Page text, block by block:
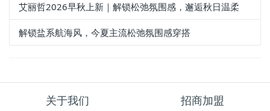
艾丽哲2026早秋上新｜解锁松弛氛围感，邂逅秋日温柔
解锁盐系航海风，今夏主流松弛氛围感穿搭
关于我们 招商加盟